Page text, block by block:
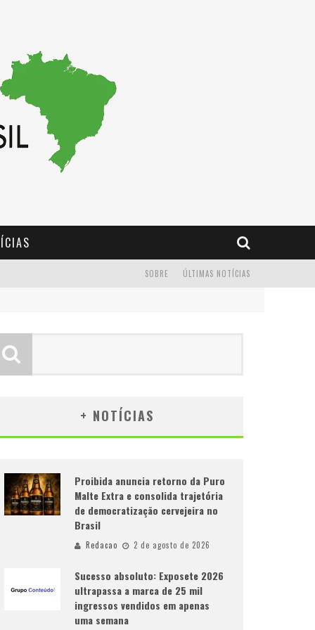
ÚLTIMAS NOTÍCIAS
SOBRE
+ NOTÍCIAS
Proibida anuncia retorno da Puro
Malte Extra e consolida trajetória
de democratização cervejeira no
Brasil
Redacao 2 de agosto de 2026
Sucesso absoluto: Exposete 2026
ultrapassa a marca de 25 mil
ingressos vendidos em apenas
uma semana